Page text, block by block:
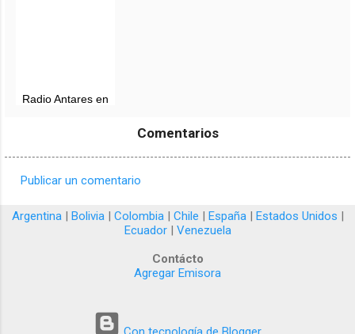
Radio Antares en
Comentarios
o
Publicar un comentario
Argentina| Bolivia| Colombia| Chile | España| Estados Unidos |
Ecuador| Venezuela
Contácto
Agregar Emisora